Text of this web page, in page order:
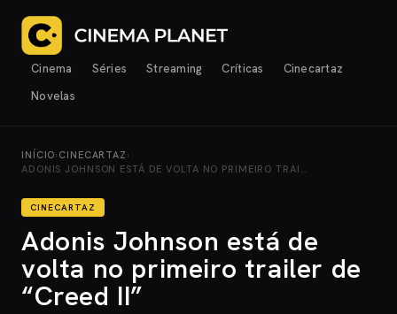
Cinema Séries Streaming Críticas
Cinecartaz
Novelas
INÍCIO› CINECARTAZ ›
ADONIS JOHNSON ESTÁ DE VOLTA NO PRIMEIRO TRAI…
CINECARTAZ
Adonis Johnson está de
volta no primeiro trailer de
“Creed II”